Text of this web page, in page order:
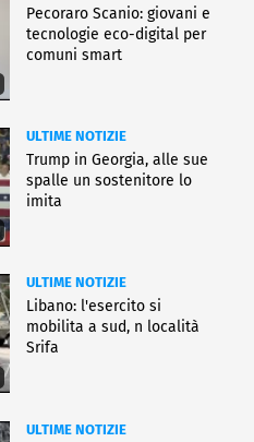
Pecoraro Scanio: giovani e
tecnologie eco-digital per
comuni smart
ULTIME NOTIZIE
Trump in Georgia, alle sue
spalle un sostenitore lo
imita
ULTIME NOTIZIE
Libano: l'esercito si
mobilita a sud, n località
Srifa
ULTIME NOTIZIE